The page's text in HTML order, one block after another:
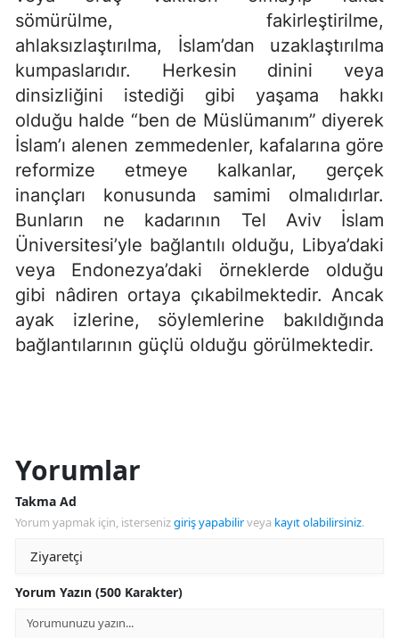
sömürülme, fakirleştirilme,
ahlaksızlaştırılma, İslam’dan uzaklaştırılma
kumpaslarıdır. Herkesin dinini veya
dinsizliğini istediği gibi yaşama hakkı
olduğu halde “ben de Müslümanım” diyerek
İslam’ı alenen zemmedenler, kafalarına göre
reformize etmeye kalkanlar, gerçek
inançları konusunda samimi olmalıdırlar.
Bunların ne kadarının Tel Aviv İslam
Üniversitesi’yle bağlantılı olduğu, Libya’daki
veya Endonezya’daki örneklerde olduğu
gibi nâdiren ortaya çıkabilmektedir. Ancak
ayak izlerine, söylemlerine bakıldığında
bağlantılarının güçlü olduğu görülmektedir.
Yorumlar
Takma Ad
Yorum yapmak için, istersenizgiriş yapabilirveya kayıt olabilirsiniz.
Yorum Yazın (500 Karakter)